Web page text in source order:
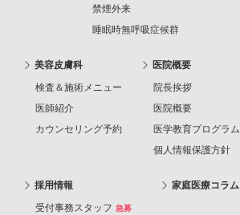
禁煙外来
睡眠時無呼吸症候群
美容皮膚科
検査＆施術メニュー
医師紹介
カウンセリング予約
医院概要
院長挨拶
医院概要
医学教育プログラム
個人情報保護方針
採用情報
受付事務スタッフ 急募
家庭医療コラム